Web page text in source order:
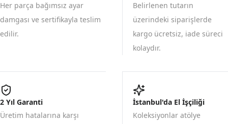
Her parça bağımsız ayar
damgası ve sertifikayla teslim
edilir.
Belirlenen tutarın
üzerindeki siparişlerde
kargo ücretsiz, iade süreci
kolaydır.
2 Yıl Garanti
Üretim hatalarına karşı
İstanbul'da El İşçiliği
Koleksiyonlar atölye